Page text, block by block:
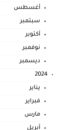
أغسطس
سبتمبر
أكتوبر
نوفمبر
ديسمبر
2024
يناير
فبراير
مارس
أبريل